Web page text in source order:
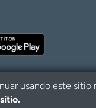
usando este